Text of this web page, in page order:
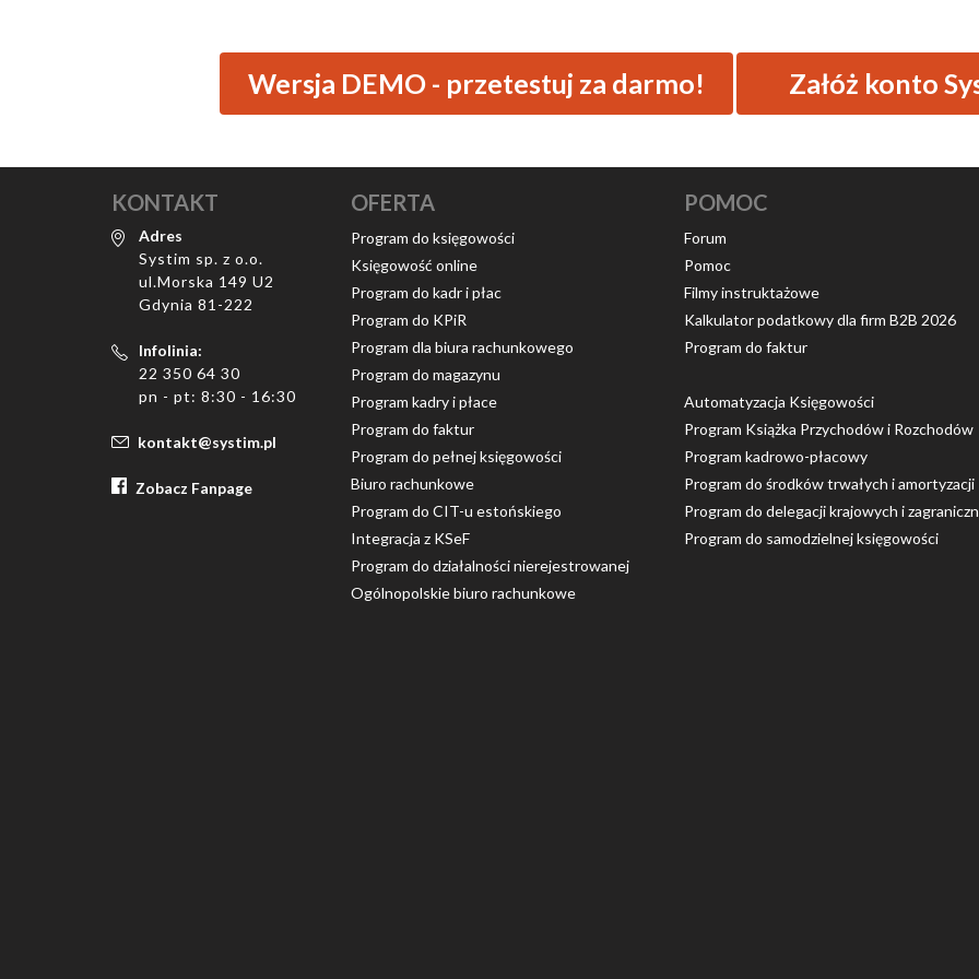
Wersja DEMO - przetestuj za darmo! Załóż konto
KONTAKT
Adres
Systim sp. z o.o.
ul.Morska 149 U2
Gdynia 81-222
Infolinia:
22 350 64 30
pn - pt: 8:30 - 16:30
kontakt@systim.pl
Zobacz Fanpage
OFERTA
Program do księgowości
Księgowość online
Program do kadr i płac
Program do KPiR
Program dla biura rachunkowego
Program do magazynu
Program kadry i płace
Program do faktur
Program do pełnej księgowości
Biuro rachunkowe
Program do CIT-u estońskiego
Integracja z KSeF
Program do działalności nierejestrowanej
Ogólnopolskie biuro rachunkowe
POMOC
Forum
Pomoc
Filmy instruktażowe
Kalkulator podatkowy dla firm B2B 2026
Program do faktur
Automatyzacja Księgowości
Program Książka Przychodów i Rozchodów
Program kadrowo-płacowy
Program do środków trwałych i amortyzacji
Program do delegacji krajowych i
Program do samodzielnej księgowości